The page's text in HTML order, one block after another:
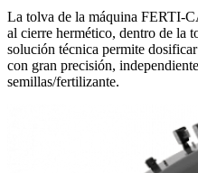
La tolva de la máquina FERTI-
al cierre hermético, dentro de la
solución técnica permite
con gran precisión,
semillas/fertilizante.